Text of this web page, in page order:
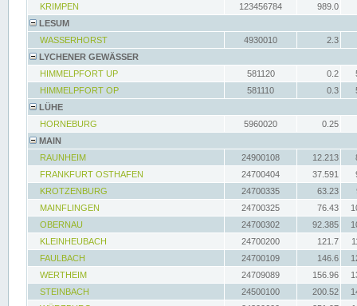
KRIMPEN
123456784
989.0
LESUM
WASSERHORST
4930010
2.3
LYCHENER GEWÄSSER
HIMMELPFORT UP
581120 0.2
HIMMELPFORT OP
581110 0.3
LÜHE
HORNEBURG
5960020
0.25
MAIN
RAUNHEIM
24900108 12.213
FRANKFURT OSTHAFEN
24700404 37.591
KROTZENBURG
24700335 63.23
MAINFLINGEN
24700325 76.43
OBERNAU
24700302 92.385
KLEINHEUBACH
24700200 121.7
FAULBACH
24700109 146.6
WERTHEIM
24709089 156.96
STEINBACH
24500100 200.52